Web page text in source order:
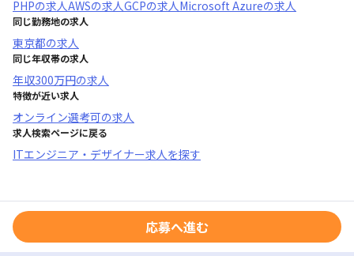
PHPの求人AWSの求人GCPの求人Microsoft Azureの求人
同じ勤務地の求人
東京都の求人
同じ年収帯の求人
年収300万円の求人
特徴が近い求人
オンライン選考可の求人
求人検索ページに戻る
ITエンジニア・デザイナー求人を探す
応募へ進む